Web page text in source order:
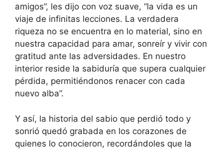
amigos”, les dijo con voz suave, “la vida es un
viaje de infinitas lecciones. La verdadera
riqueza no se encuentra en lo material, sino en
nuestra capacidad para amar, sonreír y vivir con
gratitud ante las adversidades. En nuestro
interior reside la sabiduría que supera cualquier
pérdida, permitiéndonos renacer con cada
nuevo alba”.
Y así, la historia del sabio que perdió todo y
sonrió quedó grabada en los corazones de
quienes lo conocieron, recordándoles que la